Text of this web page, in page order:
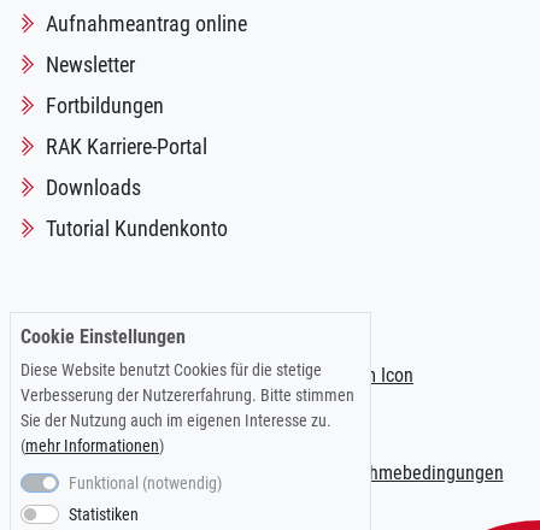
Aufnahmeantrag online
Newsletter
Fortbildungen
RAK Karriere-Portal
Downloads
Tutorial Kundenkonto
Impressum |Datenschutzerklärung Teilnahmebedingungen
Cookie Einstellungen
Diese Website benutzt Cookies für die stetige
Verbesserung der Nutzererfahrung. Bitte stimmen
Sie der Nutzung auch im eigenen Interesse zu.
(mehr Informationen)
Funktional (notwendig)
Statistiken